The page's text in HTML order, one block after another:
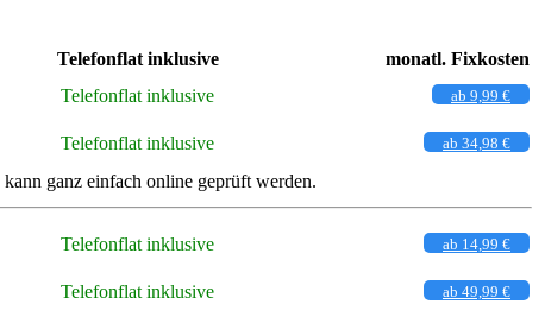
Telefonflat inklusive
monatl. Fixkosten
Telefonflat inklusive ab 9,99 €
Telefonflat inklusive ab 34,98 €
ganz einfach online geprüft werden.
Telefonflat inklusive ab 14,99 €
Telefonflat inklusive ab 49,99 €